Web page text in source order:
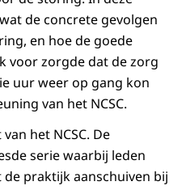
de concrete gevolgen
en hoe de goede
voor zorgde dat de zorg
uur weer op gang kon
van het NCSC.
het NCSC. De
serie waarbij leden
de praktijk aanschuiven bij